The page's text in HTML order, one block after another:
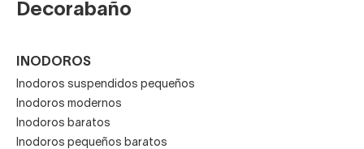
Decorabaño
INODOROS
Inodoros suspendidos pequeños
Inodoros modernos
Inodoros baratos
Inodoros pequeños baratos